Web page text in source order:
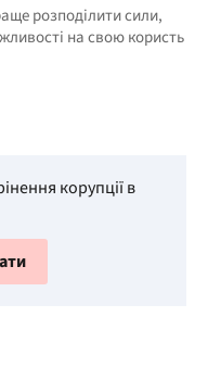
розподілити сили,
на свою користь
корупції в